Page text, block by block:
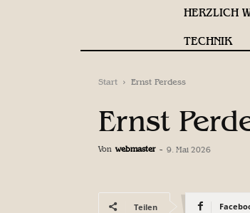
HERZLICH
TECHNIK
Start Ernst Perdess
Ernst
Von webmaster - 9. Mai 2026
Teilen